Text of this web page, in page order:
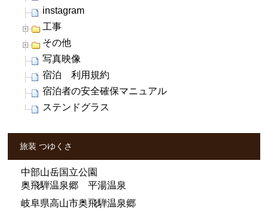
instagram
工事
その他
写真映像
宿泊 利用規約
宿泊者の安全確保マニュアル
ステンドグラス
旅装 つゆくさ
中部山岳国立公園
奥飛騨温泉郷 平湯温泉
岐阜県高山市奥飛騨温泉郷